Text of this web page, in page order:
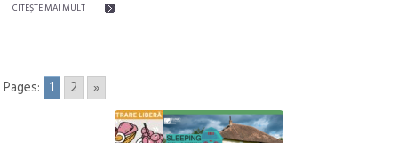
CITEŞTE MAI MULT
Pages: 1 2 »